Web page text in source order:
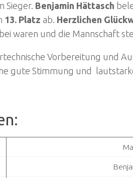
Sieger. Benjamin Hättasch
13. Platz ab. Herzlichen
waren und die Mannschaft
Vorbereitung und
gute Stimmung und